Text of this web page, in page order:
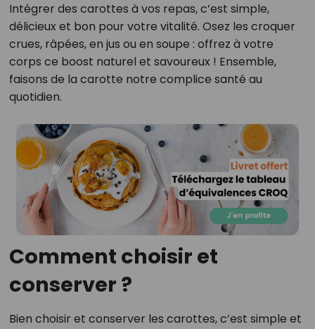
Intégrer des carottes à vos repas, c’est simple,
délicieux et bon pour votre vitalité. Osez les croquer
crues, râpées, en jus ou en soupe : offrez à votre
corps ce boost naturel et savoureux ! Ensemble,
faisons de la carotte notre complice santé au
quotidien.
Comment choisir et
conserver ?
Bien choisir et conserver les carottes, c’est simple et